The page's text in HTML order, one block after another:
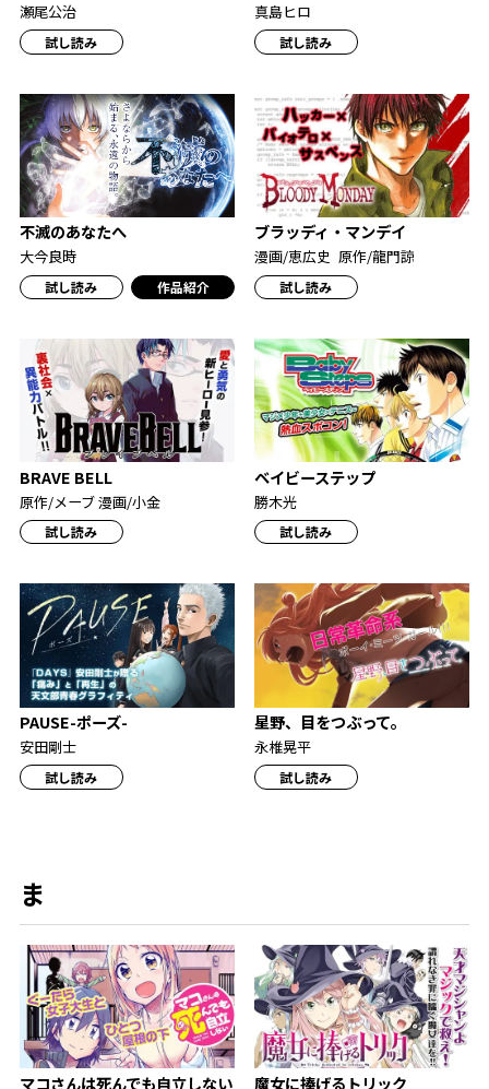
瀬尾公治
試し読み
真島ヒロ
試し読み
不滅のあなたへ
大今良時
試し読み 作品紹介
ブラッディ・マンデイ
漫画/恵広史 原作/龍門諒
試し読み
BRAVE BELL
原作/メーブ 漫画/小金
試し読み
ベイビーステップ
勝木光
試し読み
PAUSE-ポーズ-
安田剛士
試し読み
星野、目をつぶって。
永椎晃平
試し読み
ま
マコさんは死んでも自立しない 魔女に捧げるトリック